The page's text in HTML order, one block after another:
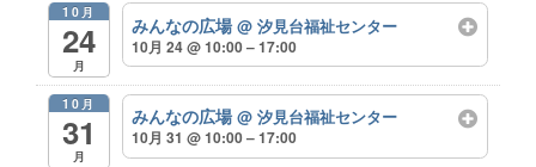
10月
24
月
みんなの広場@ 汐見台福祉センター
10月 24 @ 10:00 – 17:00
10月
31
月
みんなの広場@ 汐見台福祉センター
10月 31 @ 10:00 – 17:00